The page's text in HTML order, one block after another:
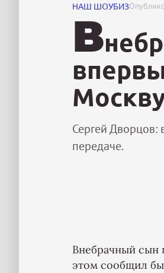
НАШ ШОУБИЗ
В
Сергей
передаче.
Внебрачный сын
этом сообщил